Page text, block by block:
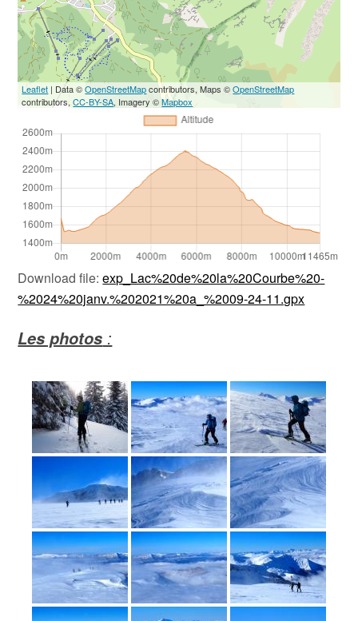
Leaflet | Data ©OpenStreetMapcontributors, Maps ©OpenStreetMap
contributors,CC-BY-SA, Imagery ©Mapbox
Download file:exp_Lac%20de%20la%20Courbe%20-
%2024%20janv.%202021%20a_%2009-24-11.gpx
Les photos :